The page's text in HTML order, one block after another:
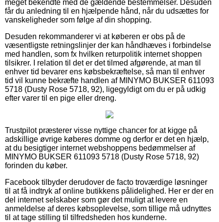
meget bekendte med de gældende bestemmelser. Desuden
får du anledning til en hjælpende hånd, når du udsættes for
vanskeligheder som følge af din shopping.
Desuden rekommanderer vi at køberen er obs på de
væsentligste retningslinjer der kan håndhæves i forbindelse
med handlen, som fx hvilken returpolitik internet shoppen
tilsikrer. I relation til det er det tilmed afgørende, at man til
enhver tid bevarer ens købsbekræftelse, så man til enhver
tid vil kunne bekræfte handlen af MINYMO BUKSER 611093
5718 (Dusty Rose 5718, 92), ligegyldigt om du er på udkig
efter varer til en pige eller dreng.
Trustpilot præsterer visse nyttige chancer for at kigge på
adskillige øvrige køberes domme og derfor er det en hjælp,
at du besigtiger internet webshoppens bedømmelser af
MINYMO BUKSER 611093 5718 (Dusty Rose 5718, 92)
forinden du køber.
Facebook tilbyder derudover de facto troværdige løsninger
til at få indtryk af online butikkens pålidelighed. Her er der en
del internet selskaber som gør det muligt at levere en
anmeldelse af deres købsoplevelse, som tillige må udnyttes
til at tage stilling til tilfredsheden hos kunderne.